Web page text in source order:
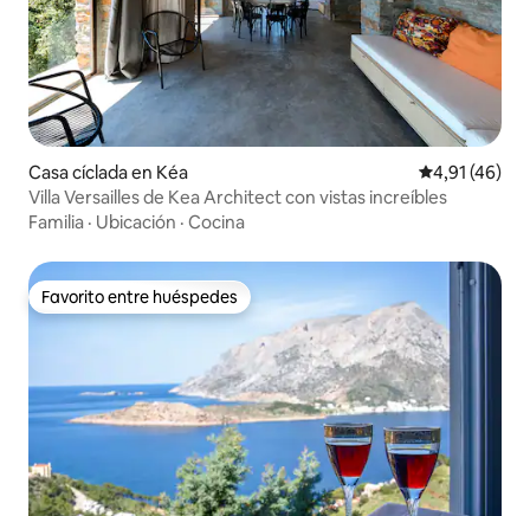
Casa cíclada en Kéa Calificación
4,91 (46)
Villa Versailles de Kea Architect con vistas increíbles
Familia · Ubicación · Cocina
Favorito entre huéspedes
Favorito entre huéspedes